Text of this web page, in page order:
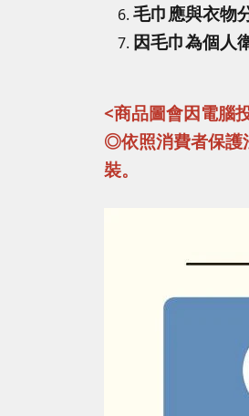
毛巾應與衣物
因毛巾為個人
<商品圖會因電腦
◎依照消費者保護
裝。